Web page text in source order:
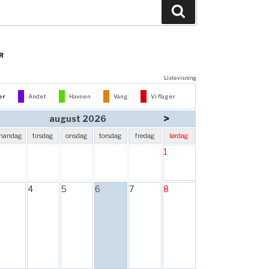
Listevisning
Andet Havnen Vang Vi flager
august 2026 >
tirsdag onsdag torsdag fredag lørdag
1
4 5 6 7 8